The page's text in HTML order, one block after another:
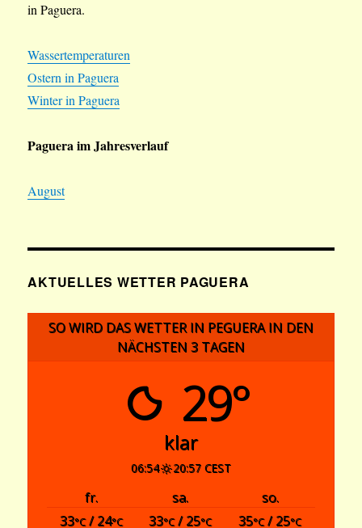
in Paguera.
Wassertemperaturen
Ostern in Paguera
Winter in Paguera
Paguera im Jahresverlauf
August
AKTUELLES WETTER PAGUERA
SO WIRD DAS WETTER IN PEGUERA IN DEN
NÄCHSTEN 3 TAGEN
29°
klar
06:54 20:57 CEST
fr. sa.
so.
33°C/ 24°C 33°C/ 25°C 35°C/ 25°C